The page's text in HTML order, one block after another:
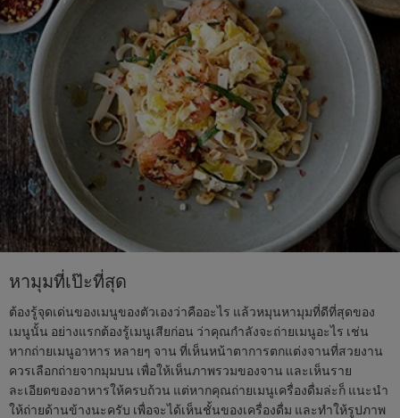
หามุมที่เป๊ะที่สุด
ต้องรู้จุดเด่นของเมนูของตัวเองว่าคืออะไร แล้วหมุนหามุมที่ดีที่สุดของ
เมนูนั้น อย่างแรกต้องรู้เมนูเสียก่อน ว่าคุณกำลังจะถ่ายเมนูอะไร เช่น
หากถ่ายเมนูอาหาร หลายๆ จาน ที่เห็นหน้าตาการตกแต่งจานที่สวยงาน
ควรเลือกถ่ายจากมุมบน เพื่อให้เห็นภาพรวมของจาน และเห็นราย
ละเอียดของอาหารให้ครบถ้วน แต่หากคุณถ่ายเมนูเครื่องดื่มล่ะก็ แนะนำ
ให้ถ่ายด้านข้างนะครับ เพื่อจะได้เห็นชั้นของเครื่องดื่ม และทำให้รูปภาพ